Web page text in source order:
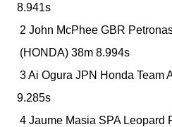
8.941s
2 John McPhee GBR
(HONDA) 38m 8.994s
3 Ai Ogura JPN Honda Team
9.285s
4 Jaume Masia SPA Leopard